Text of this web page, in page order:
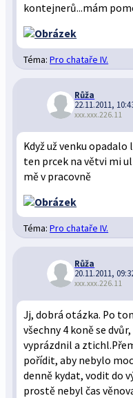
kontejnerů...mám
Téma:Pro chataře IV.
Růža
22.11.2011,
xxx.xxx.226.11
Když už venku
ten prcek na větvi mi
mě v pracovně
Téma:Pro chataře IV.
Růža
20.11.2011,
xxx.xxx.226.11
Jj, dobrá otázka. Po
všechny 4 koně se
vyprázdnil a
pořídit, aby nebylo
denně kydat, vodit do
prostě nebyl čas